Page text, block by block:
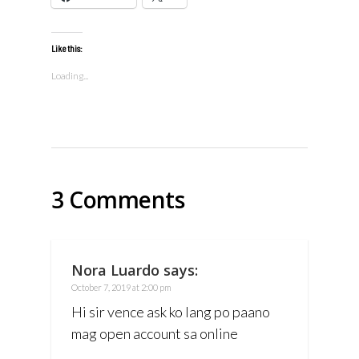
Like this:
Loading...
3 Comments
Nora Luardo says:
October 7, 2019 at 2:00 pm
Hi sir vence ask ko lang po paano
mag open account sa online